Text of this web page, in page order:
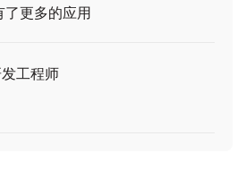
更多的应用
工程师